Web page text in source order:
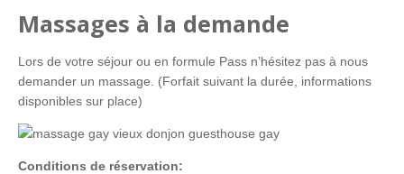
Massages à la demande
Lors de votre séjour ou en formule Pass n’hésitez pas à nous
demander un massage. (Forfait suivant la durée, informations
disponibles sur place)
Conditions de réservation: